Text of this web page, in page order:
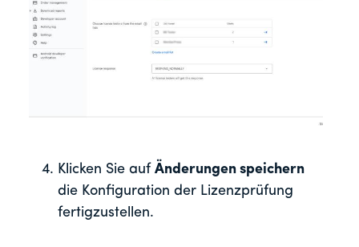
Klicken Sie auf Änderungen speichern
die Konfiguration der Lizenzprüfung
fertigzustellen.